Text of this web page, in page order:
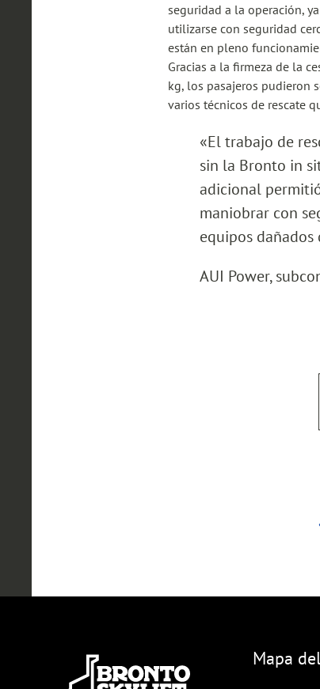
seguridad a la operación,
utilizarse con seguridad
están en pleno
Gracias a la firmeza de la
kg, los pasajeros pudieron
varios técnicos de rescate
«El trabajo de
sin la Bronto in
adicional
maniobrar con
equipos dañados
AUI Power,
Mapa